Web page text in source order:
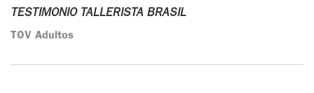
TESTIMONIO TALLERISTA BRASIL
TOV Adultos